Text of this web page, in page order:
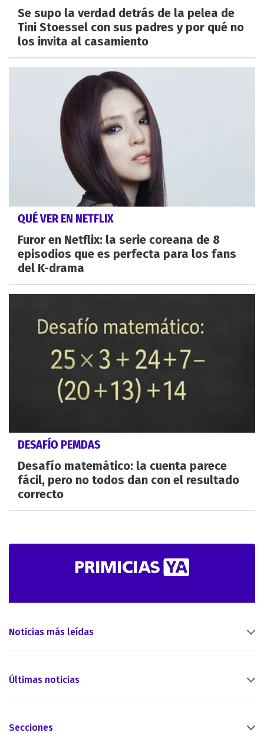
Se supo la verdad detrás de la pelea de
Tini Stoessel con sus padres y por qué no
los invita al casamiento
QUÉ VER EN NETFLIX
Furor en Netflix: la serie coreana de 8
episodios que es perfecta para los fans
del K-drama
DESAFÍO PEMDAS
Desafío matemático: la cuenta parece
fácil, pero no todos dan con el resultado
correcto
Noticias más leídas
Últimas noticias
Secciones